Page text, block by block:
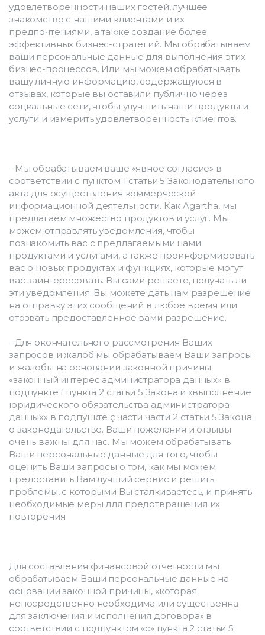
удовлетворенности наших гостей, лучшее
знакомство с нашими клиентами и их
предпочтениями, а также создание более
эффективных бизнес-стратегий. Мы обрабатываем
ваши персональные данные для выполнения этих
бизнес-процессов. Или мы можем обрабатывать
вашу личную информацию, содержащуюся в
отзывах, которые вы оставили публично через
социальные сети, чтобы улучшить наши продукты и
услуги и измерить удовлетворенность клиентов.
- Мы обрабатываем ваше «явное согласие» в
соответствии с пунктом 1 статьи 5 Законодательного
акта для осуществления коммерческой
информационной деятельности. Как Agartha, мы
предлагаем множество продуктов и услуг. Мы
можем отправлять уведомления, чтобы
познакомить вас с предлагаемыми нами
продуктами и услугами, а также проинформировать
вас о новых продуктах и функциях, которые могут
вас заинтересовать. Вы сами решаете, получать ли
эти уведомления; Вы можете дать нам разрешение
на отправку этих сообщений в любое время или
отозвать предоставленное вами разрешение.
- Для окончательного рассмотрения Ваших
запросов и жалоб мы обрабатываем Ваши запросы
и жалобы на основании законной причины
«законный интерес администратора данных» в
подпункте f пункта 2 статьи 5 Закона и «выполнение
юридического обязательства администратора
данных» в подпункте ç части части 2 статьи 5 Закона
о законодательстве. Ваши пожелания и отзывы
очень важны для нас. Мы можем обрабатывать
Ваши персональные данные для того, чтобы
оценить Ваши запросы о том, как мы можем
предоставить Вам лучший сервис и решить
проблемы, с которыми Вы сталкиваетесь, и принять
необходимые меры для предотвращения их
повторения.
Для составления финансовой отчетности мы
обрабатываем Ваши персональные данные на
основании законной причины, «которая
непосредственно необходима или существенна
для заключения и исполнения договора» в
соответствии с подпунктом «с» пункта 2 статьи 5